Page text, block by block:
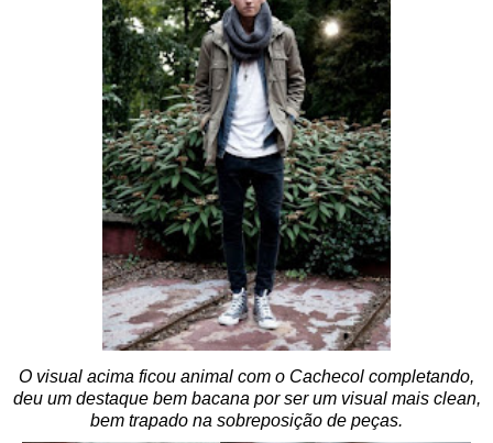
O visual acima ficou animal com o Cachecol completando,
deu um destaque bem bacana por ser um visual mais clean,
bem trapado na sobreposição de peças.